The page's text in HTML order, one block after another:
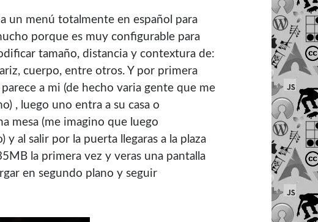
un menú totalmente en español para
porque es muy configurable para
tamaño, distancia y contextura de:
cuerpo, entre otros. Y por primera
a mi (de hecho varia gente que me
, luego uno entra a su casa o
mesa (me imagino que luego
y al salir por la puerta llegaras a la plaza
la primera vez y veras una pantalla
en segundo plano y seguir